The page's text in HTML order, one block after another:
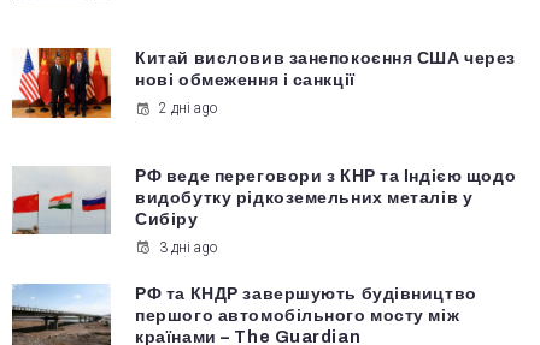
Китай висловив занепокоєння США через
нові обмеження і санкції
2 дні ago
РФ веде переговори з КНР та Індією щодо
видобутку рідкоземельних металів у
Сибіру
3 дні ago
РФ та КНДР завершують будівництво
першого автомобільного мосту між
країнами – The Guardian